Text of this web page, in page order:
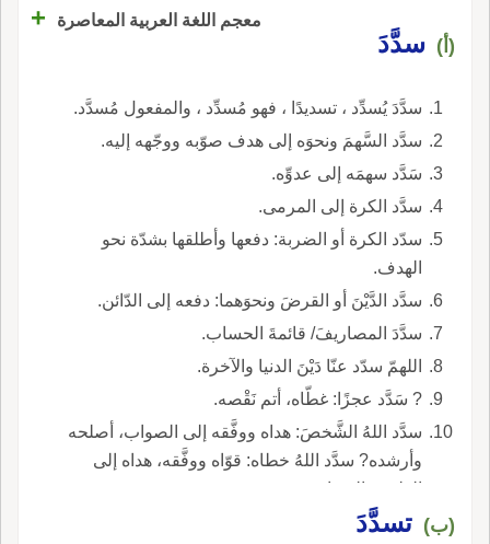
معجم اللغة العربية المعاصرة +
(أ) سدَّدَ
سدَّدَ يُسدِّد ، تسديدًا ، فهو مُسدِّد ، والمفعول مُسدَّد.
سدَّد السَّهمَ ونحوَه إلى هدف صوّبه ووجّهه إليه.
سَدَّد سهمَه إلى عدوِّه.
سدَّد الكرة إلى المرمى.
سدّد الكرة أو الضربة: دفعها وأطلقها بشدّة نحو
الهدف.
سدَّد الدَّيْنَ أو القرضَ ونحوَهما: دفعه إلى الدّائن.
سدَّدَ المصاريفَ/ قائمةَ الحساب.
اللهمّ سدّد عنّا دَيْنَ الدنيا والآخرة.
? سَدَّد عجزًا: غطّاه، أتم نَقْصه.
سدَّد اللهُ الشَّخصَ: هداه ووفَّقه إلى الصواب، أصلحه
وأرشده? سدَّد اللهُ خطاه: قوّاه ووفَّقه، هداه إلى
الطريق الصواب.
(ب) تسدَّدَ